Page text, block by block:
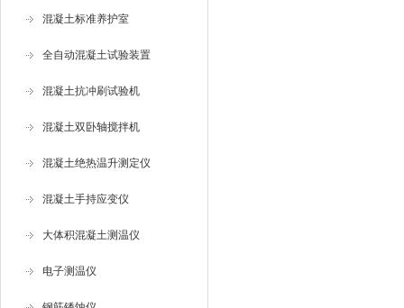
混凝土标准养护室
全自动混凝土试验装置
混凝土抗冲刷试验机
混凝土双卧轴搅拌机
混凝土绝热温升测定仪
混凝土手持应变仪
大体积混凝土测温仪
电子测温仪